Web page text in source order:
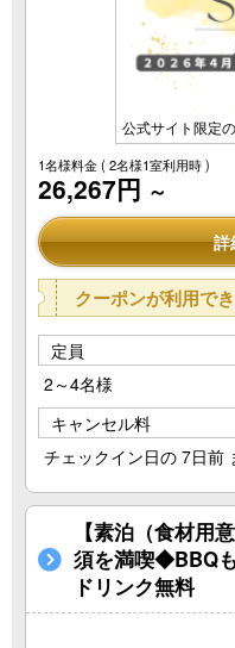
公式サイト限定
1名様料金( 2名様1室利用時 )
26,267円 ～
詳
クーポンが利用でき
定員
2～4名様
キャンセル料
チェックイン日の 7日前
【素泊（食材用
須を満喫◆BBQ
ドリンク無料